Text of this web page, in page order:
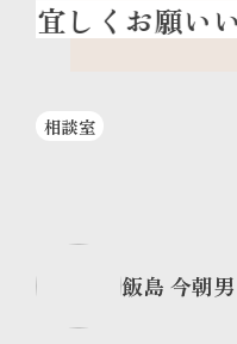
相談室
飯島 今朝男